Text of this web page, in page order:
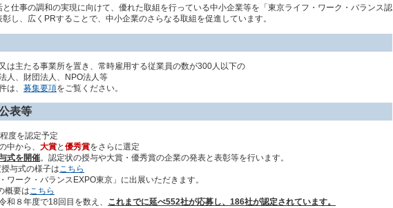
仕事の調和の実現に向けて、優れた取組を行っている中小企業等を「東京ライフ・ ワーク・バランス認
し、広くPRすることで、中小企業のさらなる取組を促進しています。
は主たる事業所を置き、常時雇用する従業員の数が300人以下の
人、財団法人、NPO法人等
は、 募集要項をご覧ください。
表等
度を認定予定
中から、 大賞と 優秀賞をさらに選定
式を開催。認定状の授与や大賞・優秀賞の企業の発表と表彰等を行います。
与式の様子はこちら
・ワーク・バランスEXPO東京」に出展いただきます。
概要はこちら
和８年度で18回目を数え、 これまでに延べ552社が応募し、186社が認定されています。